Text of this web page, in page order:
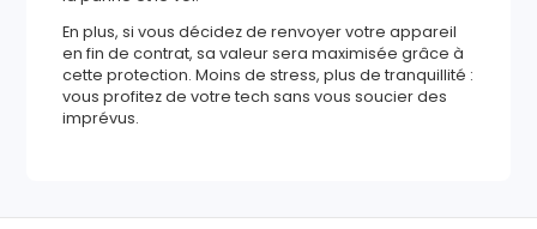
En plus, si vous décidez de renvoyer votre appareil
en fin de contrat, sa valeur sera maximisée grâce à
cette protection. Moins de stress, plus de tranquillité :
vous profitez de votre tech sans vous soucier des
imprévus.